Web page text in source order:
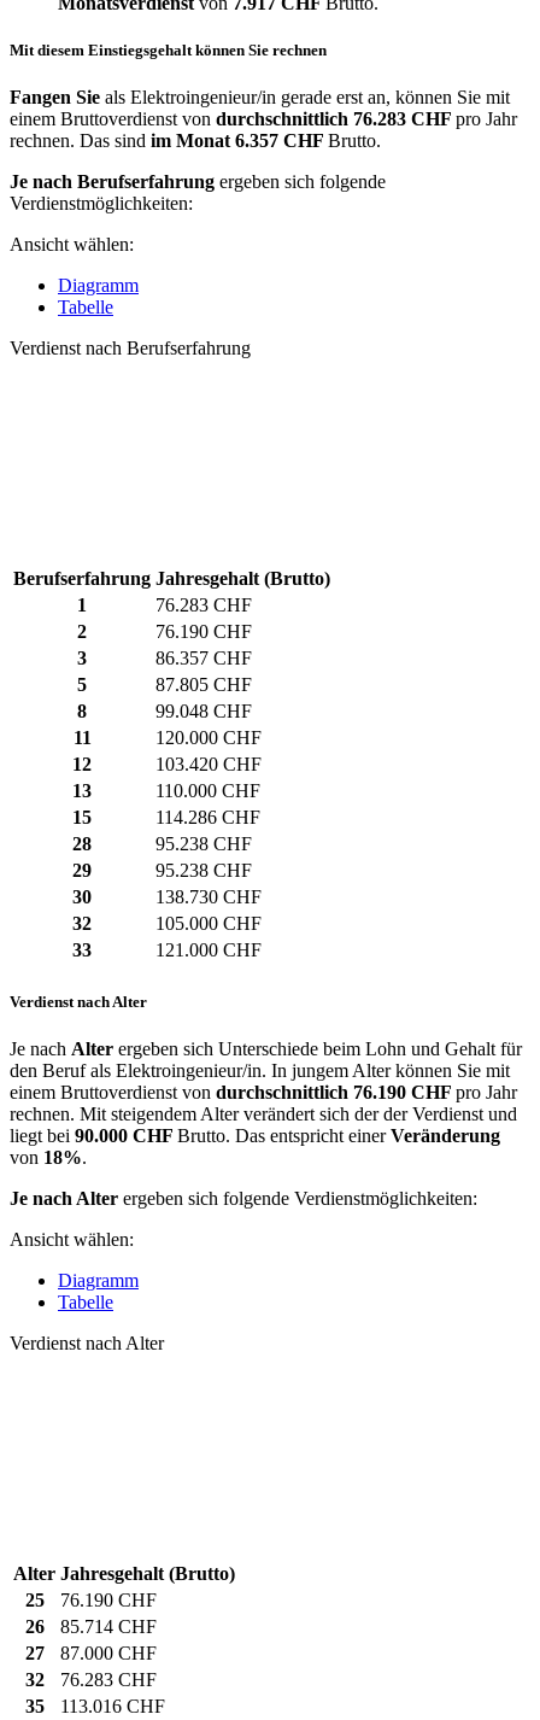
Mit diesem Einstiegsgehalt können Sie rechnen
Fangen Sie als Elektroingenieur/in gerade erst an, können Sie mit
einem Bruttoverdienst von durchschnittlich 76.283 CHF pro Jahr
rechnen. Das sind im Monat 6.357 CHF Brutto.
Je nach Berufserfahrung ergeben sich folgende
Verdienstmöglichkeiten:
Ansicht wählen:
Diagramm
Tabelle
Verdienst nach Berufserfahrung
Berufserfahrung Jahresgehalt (Brutto)
1
76.283 CHF
2
76.190 CHF
3
86.357 CHF
5
87.805 CHF
8
99.048 CHF
11
120.000 CHF
12
103.420 CHF
13
110.000 CHF
15
114.286 CHF
28
95.238 CHF
29
95.238 CHF
30
138.730 CHF
32
105.000 CHF
33
121.000 CHF
Verdienst nach Alter
Je nach Alter ergeben sich Unterschiede beim Lohn und Gehalt für
den Beruf als Elektroingenieur/in. In jungem Alter können Sie mit
einem Bruttoverdienst von durchschnittlich 76.190 CHF pro Jahr
rechnen. Mit steigendem Alter verändert sich der der Verdienst und
liegt bei 90.000 CHF Brutto. Das entspricht einerVeränderung
von 18%.
Je nach Alter ergeben sich folgende Verdienstmöglichkeiten:
Ansicht wählen:
Diagramm
Tabelle
Verdienst nach Alter
Alter Jahresgehalt (Brutto)
25
76.190 CHF
26
85.714 CHF
27
87.000 CHF
32
76.283 CHF
35
113.016 CHF